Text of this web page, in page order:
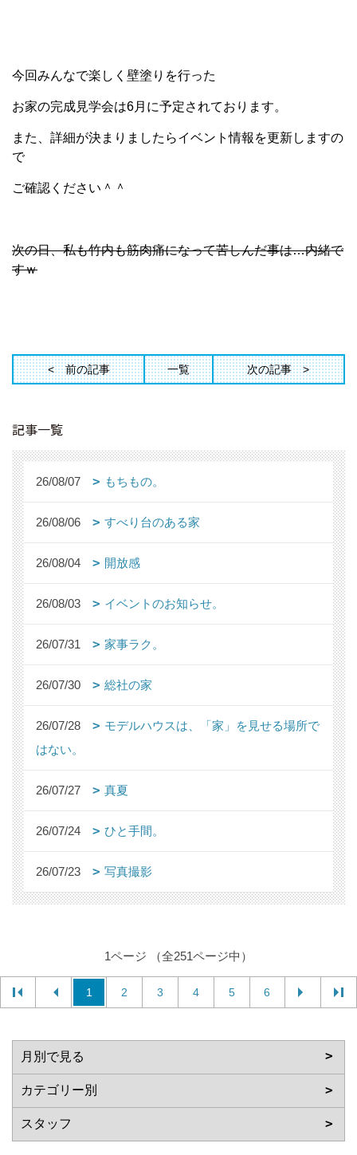
今回みんなで楽しく壁塗りを行った
お家の完成見学会は6月に予定されております。
また、詳細が決まりましたらイベント情報を更新しますの
で
ご確認ください＾＾
次の日、私も竹内も筋肉痛になって苦しんだ事は…内緒で
すｗ
前の記事 一覧 次の記事
記事一覧
26/08/07 もちもの。
26/08/06 すべり台のある家
26/08/04 開放感
26/08/03 イベントのお知らせ。
26/07/31 家事ラク。
26/07/30 総社の家
26/07/28
モデルハウスは、「家」を見せる場所で
はない。
26/07/27 真夏
26/07/24 ひと手間。
26/07/23 写真撮影
1ページ （全251ページ中）
1 2 3 4 5 6